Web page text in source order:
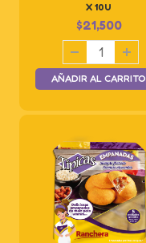
X 10U
$21,500
AÑADIR AL CARRITO